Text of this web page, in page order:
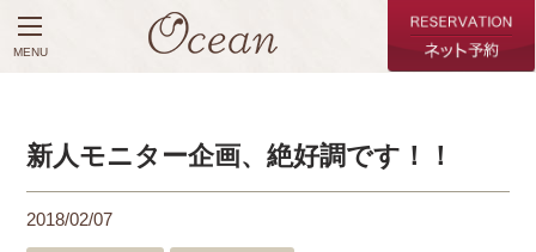
MENU
新人モニター企画、絶好調です！！
2018/02/07